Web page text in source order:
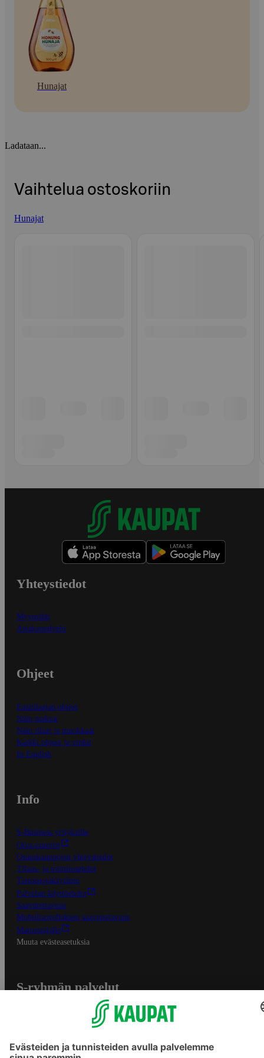
Hunajat
Ladataan...
Vaihtelua ostoskoriin
Hunajat
Yhteystiedot
Myymälät
Asiakaspalvelu
Ohjeet
Ensitilaajan ohjeet
Näin maksat
Näin tilaat ja muokkaat
Kaikki ohjeet ja vinkit
In English
Info
S-Business yrityksille
Oiva-raportit
Osuuskauppojen yhteystiedot
Tilaus- ja toimitusehdot
Tietosuojakäytäntö
Palvelun käyttöehdot
Saavutettavuus
Mobiilisovelluksen saavutettavuus
Mainostajalle
Muuta evästeasetuksia
S-ryhmän palvelut
Yhteishyvä Ruoka -sovellus